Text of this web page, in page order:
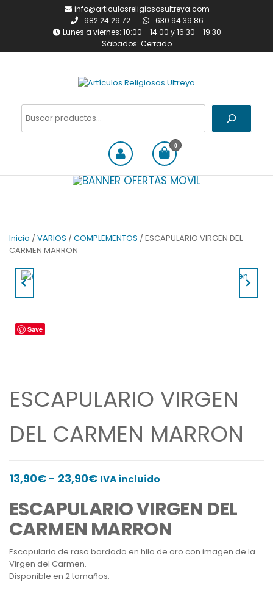
info@articulosreligiososultreya.com
982 24 29 72
630 94 39 86
Lunes a viernes: 10:00 - 14:00 y 16:30 - 19:30
Sábados: Cerrado
Artículos Religiosos Ultreya
venta de todo tipo de
Buscar
0
Inicio / VARIOS / COMPLEMENTOS / ESCAPULARIO VIRGEN DEL
CARMEN MARRON
Save
ESCAPULARIO VIRGEN
DEL CARMEN MARRON
13,90€ - 23,90€Rango
precios:
desde
13,90€
23,90€
IVA incluido
ESCAPULARIO VIRGEN DEL
CARMEN MARRON
Escapulario de raso bordado en hilo de oro con imagen de la
Virgen del Carmen.
Disponible en 2 tamaños.